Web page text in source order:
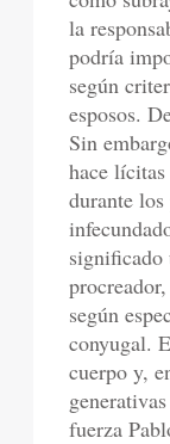
la
podría
según
esposos.
Sin
hace
durante
según
conyugal.
cuerpo y,
fuerza